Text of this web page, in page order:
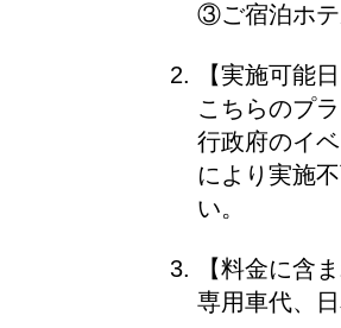
③ご宿泊ホテ
【実施可能
こちらのプ
行政府のイ
により実施
い。
【料金に含
専用車代、